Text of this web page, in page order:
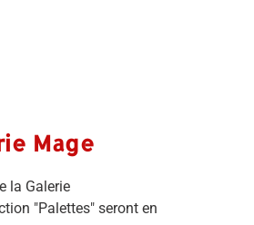
Mage
la Galerie
"Palettes" seront en